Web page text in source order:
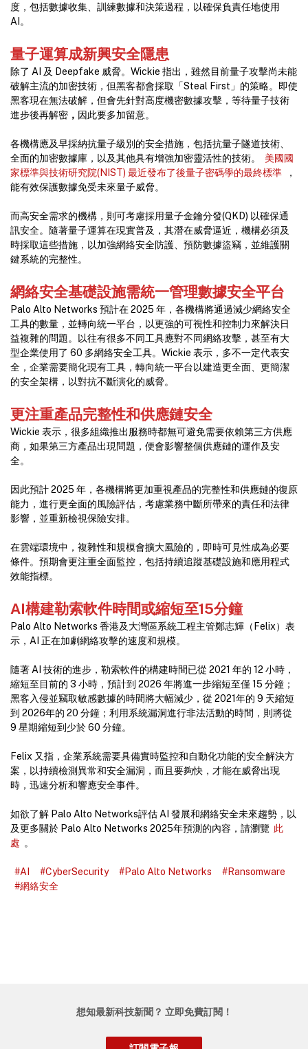
度，包括數據收集、訓練數據和決策過程，以確保負責任地使用
AI。
量子運算成新興安全隱患
除了 AI 及 Deepfake 威脅。Wickie 指出，雖然目前量子攻擊尚未能
破解主流的加密技術，但黑客都會採取「Steal First」的策略。即使
黑客現在無法破解，但會先針對高度機密數據攻擊，等待量子技術
進步後再解密 ， 因此要多加留意。
各機構應及早採納抗量子級別的安全措施，包括抗量子隧道技術、
全面的加密數據庫，以及其他具有增強加密靈活性的技術。
美國國
家標準與技術研究院(NIST) 最近發布了後量子密碼學的最終標準
，
能有效保護數據免受未來量子威脅。
而高安全需求的機構，則可考慮採用量子金鑰分發(QKD) 以確保通
訊安全。隨著量子運算在現實普及，其潛在威脅逼近，機構必須及
時採取這些措施，以加強網絡安全防護、預防數據盜竊，並維護關
鍵系統的完整性。
網絡安全基礎設施需統一管理數據安全平台
Palo Alto Networks 預計在 2025 年，各機構將通過減少網絡安全
工具的數量，並轉向統一平台，以更強的可視性和控制力來解決日
益複雜的問題。以往有很多不同工具應對不同網絡攻擊，甚至有大
型企業使用了 60 多網絡安全工具。Wickie 表示，多不一定代表安
全，企業需要簡化現有工具，轉向統一平台以建造更全面、更簡潔
的安全架構，以對抗不斷演化的威脅。
更注重產品完整性和供應鏈安全
Wickie 表示，很多組織推出服務時都無可避免需要依賴第三方供應
商，如果第三方產品出現問題，便會影響整個供應鏈的運作及安
全。
因此預計 2025 年，各機構將更加重視產品的完整性和供應鏈的復原
能力，進行更全面的風險評估，考慮業務中斷所帶來的責任和法律
影響，並重新檢視保險安排。
在雲端環境中，複雜性和規模會擴大風險的，即時可見性成為必要
條件。預期會更注重全面監控，包括持續追蹤基礎設施和應用程式
效能指標。
AI構建勒索軟件時間或縮短至15分鐘
Palo Alto Networks 香港及大灣區系統工程主管鄭志輝（Felix）表
示，AI 正在加劇網絡攻擊的速度和規模。
隨著 AI 技術的進步，勒索軟件的構建時間已從 2021 年的 12 小時，
縮短至目前的 3 小時，預計到 2026 年將進一步縮短至僅 15 分鐘；
黑客入侵並竊取敏感數據的時間將大幅減少，從 2021年的 9 天縮短
到 2026年的 20 分鐘；利用系統漏洞進行非法活動的時間，則將從
9 星期縮短到少於 60 分鐘。
Felix 又指，企業系統需要具備實時監控和自動化功能的安全解決方
案，以持續檢測異常和安全漏洞，而且要夠快，才能在威脅出現
時，迅速分析和響應安全事件。
如欲了解 Palo Alto Networks評估 AI 發展和網絡安全未來趨勢，以
及更多關於 Palo Alto Networks 2025年預測的內容，請瀏覽 此
處 。
#AI #CyberSecurity #Palo Alto Networks
#Ransomware
#網絡安全
想知最新科技新聞？ 立即免費訂閱！